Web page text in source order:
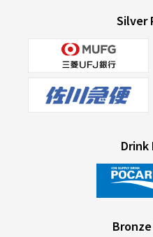
Silver
Drink